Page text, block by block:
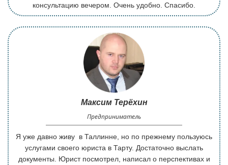
консультацию вечером. Очень удобно. Спасибо.
Максим Терёхин
Предприниматель
Я уже давно живу в Таллинне, но по прежнему пользуюсь
услугами своего юриста в Тарту. Достаточно выслать
документы. Юрист посмотрел, написал о перспективах и